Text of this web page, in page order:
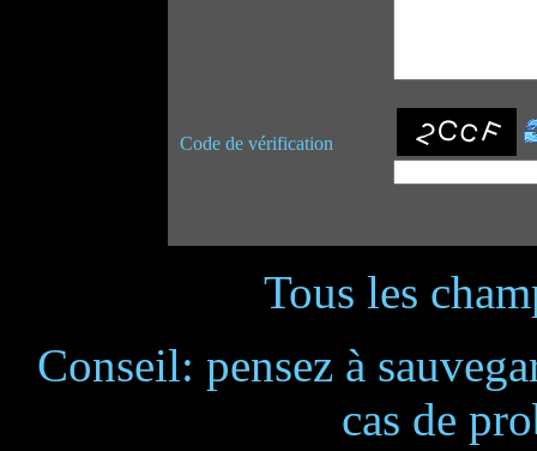
Code de vérification
Tous les
Conseil: pensez à
cas de